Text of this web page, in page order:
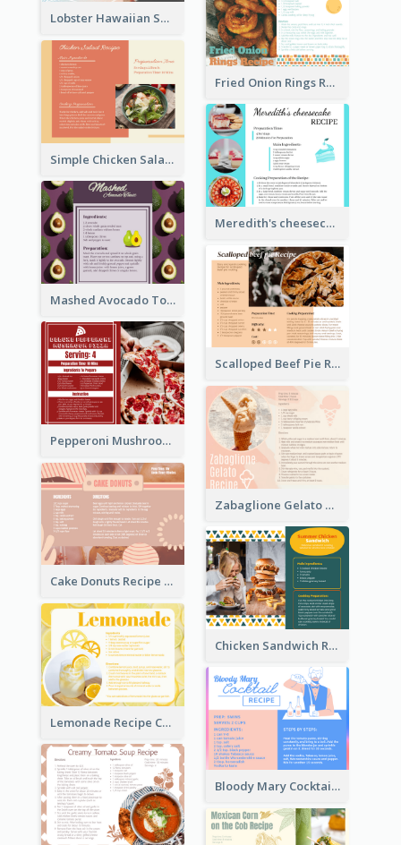
Lobster Hawaiian Sushi Rolls Recipe Card
Fried Onion Rings Recipe Card
Simple Chicken Salad Recipe Card
Meredith's cheesecake Recipe Card
Mashed Avocado Toast Recipe Card
Scalloped Beef Pie Recipe Card
Pepperoni Mushroom Pizza Recipe Card
Zabaglione Gelato Recipe Card
Cake Donuts Recipe Card
Chicken Sandwich Recipe Card
Lemonade Recipe Card
Bloody Mary Cocktail Recipe Card